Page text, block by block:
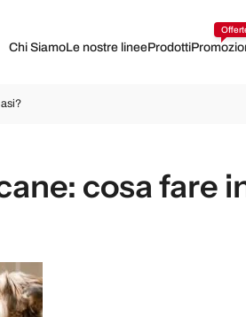
Chi SiamoLe nostre lineeProdotti
cosa fare